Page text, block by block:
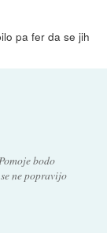
pa fer da se jih
bodo
ne popravijo